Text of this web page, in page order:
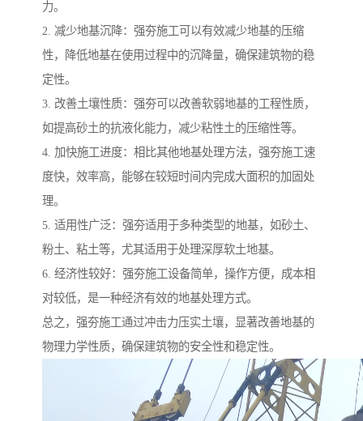
力。
2. 减少地基沉降：强夯施工可以有效减少地基的压缩
性，降低地基在使用过程中的沉降量，确保建筑物的稳
定性。
3. 改善土壤性质：强夯可以改善软弱地基的工程性质，
如提高砂土的抗液化能力，减少粘性土的压缩性等。
4. 加快施工进度：相比其他地基处理方法，强夯施工速
度快，效率高，能够在较短时间内完成大面积的加固处
理。
5. 适用性广泛：强夯适用于多种类型的地基，如砂土、
粉土、粘土等，尤其适用于处理深厚软土地基。
6. 经济性较好：强夯施工设备简单，操作方便，成本相
对较低，是一种经济有效的地基处理方式。
总之，强夯施工通过冲击力压实土壤，显著改善地基的
物理力学性质，确保建筑物的安全性和稳定性。